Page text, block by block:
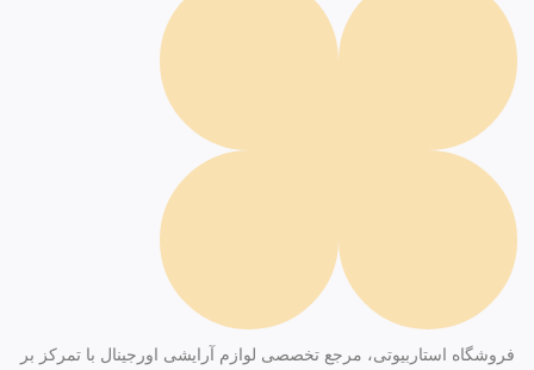
فروشگاه استاربیوتی، مرجع تخصصی لوازم آرایشی اورجینال با تمرکز بر